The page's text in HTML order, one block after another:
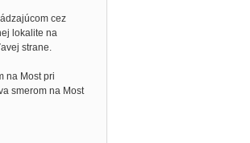
cez
lokalite na
strane.
na Most pri
smerom na Most